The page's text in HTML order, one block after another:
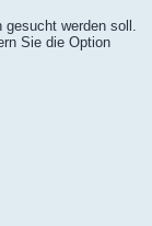
gesucht werden soll.
Sie die Option